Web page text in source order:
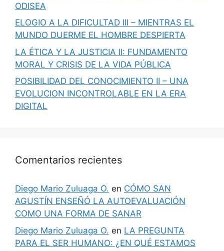
ODISEA
ELOGIO A LA DIFICULTAD III – MIENTRAS EL
MUNDO DUERME EL HOMBRE DESPIERTA
LA ÉTICA Y LA JUSTICIA II: FUNDAMENTO
MORAL Y CRISIS DE LA VIDA PÚBLICA
POSIBILIDAD DEL CONOCIMIENTO II – UNA
EVOLUCION INCONTROLABLE EN LA ERA
DIGITAL
Comentarios recientes
Diego Mario Zuluaga O. en CÓMO SAN
AGUSTÍN ENSEÑÓ LA AUTOEVALUACIÓN
COMO UNA FORMA DE SANAR
Diego Mario Zuluaga O. en LA PREGUNTA
PARA EL SER HUMANO: ¿EN QUÉ ESTAMOS